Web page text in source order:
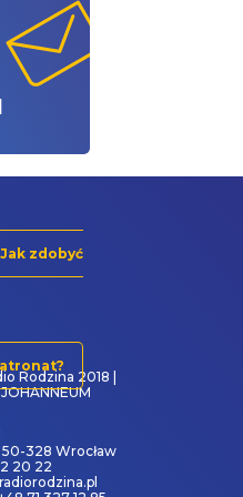
Jak zdobyć
Rodzina 2018 |
328 Wrocław
20 22